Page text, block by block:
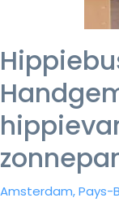
Amsterdam, Pays-